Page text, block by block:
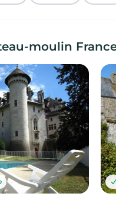
moulin